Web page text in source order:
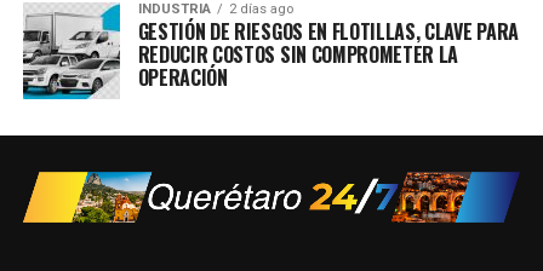
INDUSTRIA 2 días ago
GESTIÓN DE RIESGOS EN FLOTILLAS, CLAVE PARA
REDUCIR COSTOS SIN COMPROMETER LA
OPERACIÓN